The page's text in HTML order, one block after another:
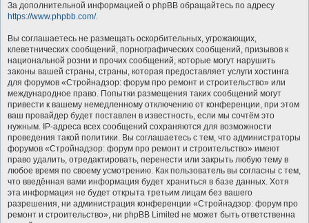
За дополнительной информацией о phpBB обращайтесь по адресу
https://www.phpbb.com/.
Вы соглашаетесь не размещать оскорбительных, угрожающих,
клеветнических сообщений, порнографических сообщений, призывов к
национальной розни и прочих сообщений, которые могут нарушить
законы вашей страны, страны, которая предоставляет услуги хостинга
для форумов «Стройнадзор: форум про ремонт и строительство» или
международное право. Попытки размещения таких сообщений могут
привести к вашему немедленному отключению от конференции, при этом
ваш провайдер будет поставлен в известность, если мы сочтём это
нужным. IP-адреса всех сообщений сохраняются для возможности
проведения такой политики. Вы соглашаетесь с тем, что администраторы
форумов «Стройнадзор: форум про ремонт и строительство» имеют
право удалить, отредактировать, перенести или закрыть любую тему в
любое время по своему усмотрению. Как пользователь вы согласны с тем,
что введённая вами информация будет храниться в базе данных. Хотя
эта информация не будет открыта третьим лицам без вашего
разрешения, ни администрация конференции «Стройнадзор: форум про
ремонт и строительство», ни phpBB Limited не может быть ответственна